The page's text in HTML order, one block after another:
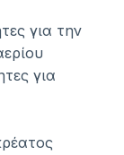
για την
για